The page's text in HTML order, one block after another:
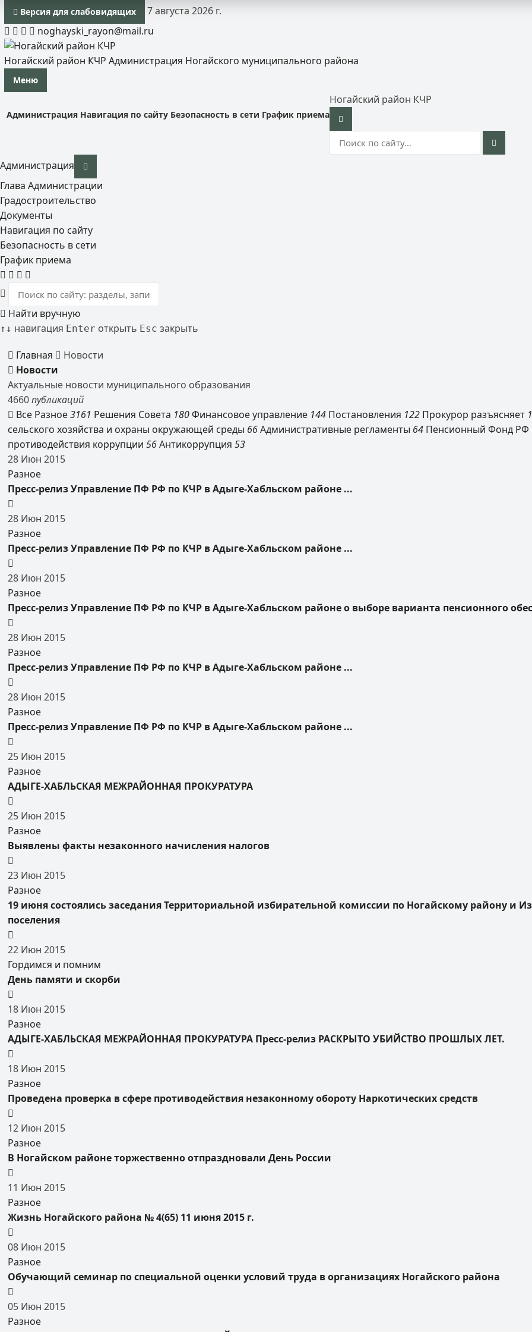
Версия для слабовидящих
7 августа 2026 г.
noghayski_rayon@mail.ru
Ногайский район КЧР Администрация Ногайского муниципального района
Меню
Администрация Навигация по сайту Безопасность в сети График приема
Ногайский район КЧР
Администрация
Глава Администрации
Градостроительство
Документы
Навигация по сайту
Безопасность в сети
График приема
Найти вручную
↑ ↓ навигация Enter открыть Esc закрыть
Главная
Новости
Новости
Актуальные новости муниципального образования
4660публикаций
Все Разное3161 Решения Совета 180Финансовое управление 144 Постановления 122 Прокурор разъясняет
сельского хозяйства и охраны окружающей среды 66Административные регламенты 64 Пенсионный Фонд РФ
противодействия коррупции 56Антикоррупция 53
28 Июн 2015
Разное
Пресс-релиз Управление ПФ РФ по КЧР в Адыге-Хабльском районе ...
28 Июн 2015
Разное
Пресс-релиз Управление ПФ РФ по КЧР в Адыге-Хабльском районе ...
28 Июн 2015
Разное
Пресс-релиз Управление ПФ РФ по КЧР в Адыге-Хабльском районе о выборе варианта пенсионного
28 Июн 2015
Разное
Пресс-релиз Управление ПФ РФ по КЧР в Адыге-Хабльском районе ...
28 Июн 2015
Разное
Пресс-релиз Управление ПФ РФ по КЧР в Адыге-Хабльском районе ...
25 Июн 2015
Разное
АДЫГЕ-ХАБЛЬСКАЯ МЕЖРАЙОННАЯ ПРОКУРАТУРА
25 Июн 2015
Разное
Выявлены факты незаконного начисления налогов
23 Июн 2015
Разное
19 июня состоялись заседания Территориальной избирательной комиссии по Ногайскому району и
поселения
22 Июн 2015
Гордимся и помним
День памяти и скорби
18 Июн 2015
Разное
АДЫГЕ-ХАБЛЬСКАЯ МЕЖРАЙОННАЯ ПРОКУРАТУРА Пресс-релиз РАСКРЫТО УБИЙСТВО ПРОШЛЫХ ЛЕТ.
18 Июн 2015
Разное
Проведена проверка в сфере противодействия незаконному обороту Наркотических средств
12 Июн 2015
Разное
В Ногайском районе торжественно отпраздновали День России
11 Июн 2015
Разное
Жизнь Ногайского района № 4(65) 11 июня 2015 г.
08 Июн 2015
Разное
Обучающий семинар по специальной оценки условий труда в организациях Ногайского района
05 Июн 2015
Разное